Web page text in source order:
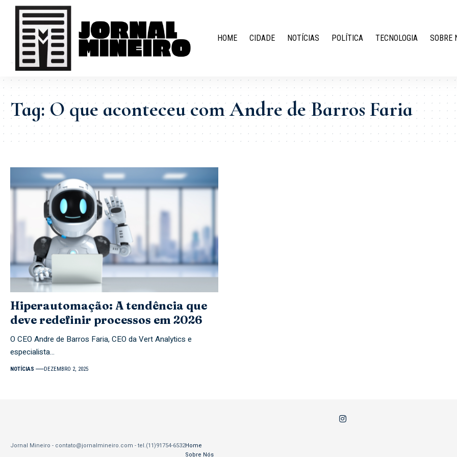
HOME CIDADE NOTÍCIAS POLÍTICA TECNOLOGIA SOBRE
Tag:O que aconteceu com Andre de Barros Faria
Hiperautomação: A tendência que
deve redefinir processos em 2026
O CEO Andre de Barros Faria, CEO da Vert Analytics e
especialista…
NOTÍCIAS DEZEMBRO 2, 2025
Jornal Mineiro - contato@jornalmineiro.com - tel.(11)91754-6532Home
Sobre Nós